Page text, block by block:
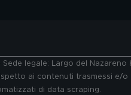
legale: Largo del
ai contenuti trasmessi
di data scraping.